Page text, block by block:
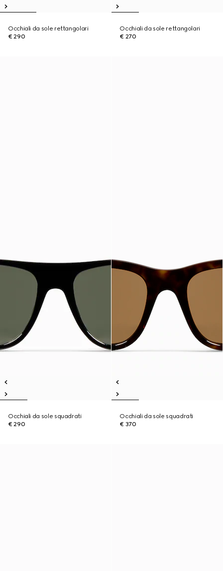
Occhiali da sole rettangolari
€ 290
Occhiali da sole rettangolari
€ 270
Occhiali da sole squadrati
€ 290
Occhiali da sole squadrati
€ 370